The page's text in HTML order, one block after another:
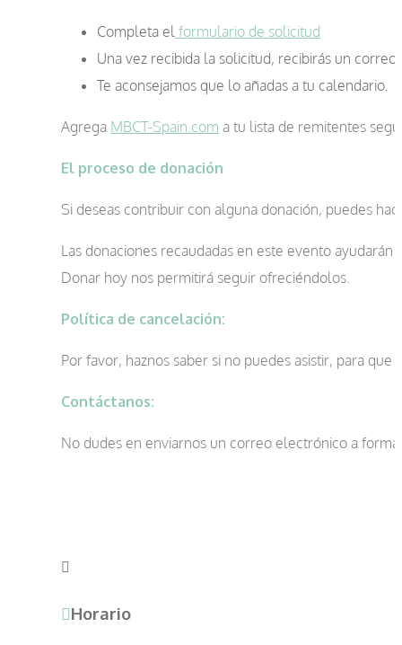
Completa el formulario de solicitud
Una vez recibida la solicitud, recibirás un
Te aconsejamos que lo añadas a tu calendario.
Agrega MBCT-Spain.com a tu lista de remitentes
El proceso de donación
Si deseas contribuir con alguna donación, puedes
Las donaciones recaudadas en este evento
Donar hoy nos permitirá seguir ofreciéndolos.
Política de cancelación:
Por favor, haznos saber si no puedes asistir, para
Contáctanos:
No dudes en enviarnos un correo electrónico a
Horario